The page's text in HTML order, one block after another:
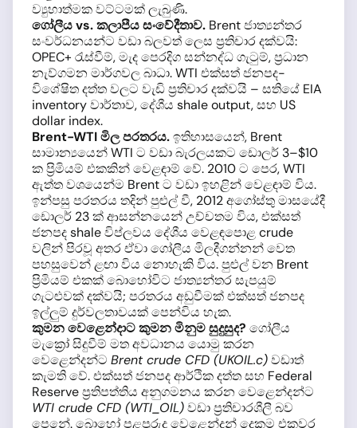
ව්‍යුහාත්මක වට්ටමක් ලැබුණි.
ගෝලීය vs. කලාපීය සංවේදීතාව. Brent ජාත්‍යන්තර
සංවර්ධනයන්ට වඩා බලවත් ලෙස ප්‍රතිචාර දක්වයි:
OPEC+ රැස්වීම්, මැද පෙරදිග සන්නද්ධ ගැටුම්, ප්‍රධාන
නැව්ගමන මාර්ගවල බාධා. WTI එක්සත් ජනපද-
විශේෂිත දත්ත වලට වැඩි ප්‍රතිචාර දක්වයි – සතියේ EIA
inventory වාර්තාව, දේශීය shale output, සහ US
dollar index.
Brent-WTI මිල පරතරය.ඉතිහාසයෙන්, Brent
සාමාන්‍යයෙන් WTI ට වඩා බැරලයකට ඩොලර් 3–$10
ක ප්‍රිමියම් එකකින් වෙළඳාම් වේ. 2010 ට පෙර, WTI
ඇත්ත වශයෙන්ම Brent ට වඩා ඉහළින් වෙළඳාම් විය.
ඉන්පසු පරතරය තදින් පුළුල් වී, 2012 අගෝස්තු මාසයේදී
ඩොලර් 23 ක් ආසන්නයෙන් උච්චතම විය, එක්සත්
ජනපද shale විප්ලවය දේශීය වෙළඳපොළ crude
වලින් පිරවූ අතර ඒවා ගෝලීය මිලදීගන්නන් වෙත
පහසුවෙන් ළඟා විය නොහැකි විය. පුළුල් වන Brent
ප්‍රිමියම් එකක් බොහෝවිට ජාත්‍යන්තර සැපයුම්
ගැටළුවක් දක්වයි; පරතරය අඩුවීමක් එක්සත් ජනපද
ඉල්ලුම් දුර්වලතාවයක් පෙන්විය හැක.
කුමන වෙළෙන්දාට කුමන මිනුම සුදුසුද? ගෝලීය
මැක්‍රෝ සිදුවීම් මත අවධානය යොමු කරන
වෙළෙන්දන්ට Brent crude CFD (UKOIL.c)වඩාත්
කැමති වේ. එක්සත් ජනපද ආර්ථික දත්ත සහ Federal
Reserve ප්‍රතිපත්තිය අනුගමනය කරන වෙළෙන්දන්ට
WTI crude CFD (WTI_OIL)වඩා ප්‍රතිචාරශීලී බව
පෙනේ. බොහෝ පළපුරුදු වෙළෙන්දන් දෙකම එකවර